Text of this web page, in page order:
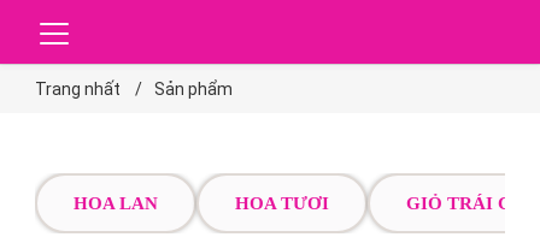
Trang nhất Sản phẩm
HOA LAN HOA TƯƠI GIỎ TRÁI CÂY